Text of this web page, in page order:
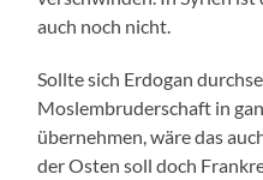
auch noch nicht.
Sollte sich Erdogan
Moslembruderschaft in
übernehmen, wäre das
der Osten soll doch